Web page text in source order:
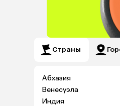
Страны
Абхазия
Венесуэла
Индия